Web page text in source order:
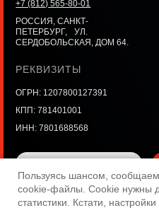
Пользуясь шансом,
cookie-файлы. Cookie нужны
статистики. Кстати,
РОССИЯ, САНКТ-
ПЕТЕРБУРГ, УЛ.
СЕРДОБОЛЬСКАЯ, ДОМ 64.
+7 (812) 565-80-01
РЕКВИЗИТЫ
ИНН: 7801688568
КПП: 781401001
ОГРН: 1207800127391